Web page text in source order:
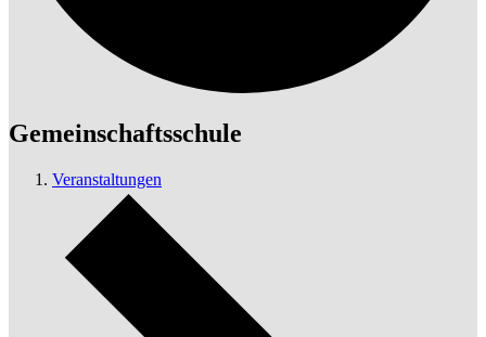
Gemeinschaftsschule
Veranstaltungen